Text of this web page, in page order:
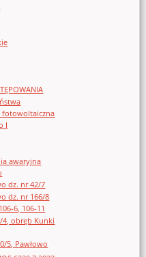
fotowoltaiczna
I
awaryjna
dz. nr 42/7
dz. nr 166/8
6, 106-11
4, obręb Kunki
5, Pawłowo